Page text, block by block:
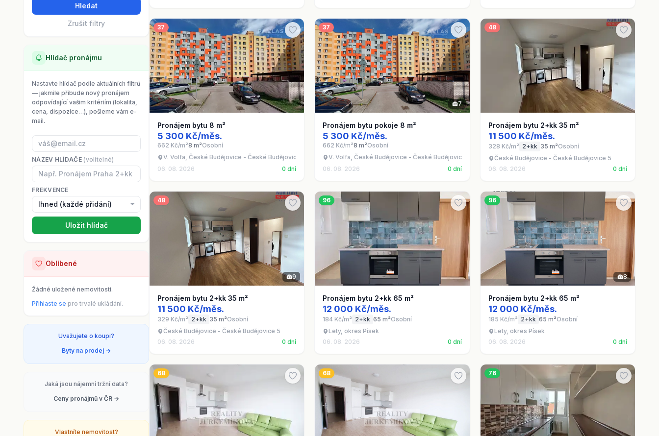
Hledat
Zrušit filtry
Hlídač pronájmu
Nastavte hlídač podle aktuálních filtrů
— jakmile přibude nový pronájem
odpovídající vašim kritériím (lokalita,
cena, dispozice…), pošleme vám e-
mail.
NÁZEV HLÍDAČE (volitelné)
FREKVENCE
Uložit hlídač
Oblíbené
Žádné uložené nemovitosti.
Přihlaste se pro trvalé ukládání.
Uvažujete o koupi?
Byty na prodej →
Jaká jsou nájemní tržní data?
Ceny pronájmů v ČR →
Vlastníte nemovitost?
37
Pronájem bytu 8 m²
5 300 Kč/měs.
662 Kč/m²8 m²Osobní
V. Volfa, České Budějovice - České Budějovice 2
06. 08. 2026
0 dní
37
7
Pronájem bytu pokoje 8 m²
5 300 Kč/měs.
662 Kč/m²8 m²Osobní
V. Volfa, České Budějovice - České Budějovice 2
06. 08. 2026
0 dní
48
Pronájem bytu 2+kk 35 m²
11 500 Kč/měs.
328 Kč/m² 2+kk 35 m²Osobní
České Budějovice - České Budějovice 5
06. 08. 2026
0 dní
48
9
Pronájem bytu 2+kk 35 m²
11 500 Kč/měs.
329 Kč/m² 2+kk 35 m²Osobní
České Budějovice - České Budějovice 5
06. 08. 2026
0 dní
96
Pronájem bytu 2+kk 65 m²
12 000 Kč/měs.
184 Kč/m² 2+kk 65 m²Osobní
Lety, okres Písek
06. 08. 2026
0 dní
96
8
Pronájem bytu 2+kk 65 m²
12 000 Kč/měs.
185 Kč/m² 2+kk 65 m²Osobní
Lety, okres Písek
06. 08. 2026
0 dní
68 68 76